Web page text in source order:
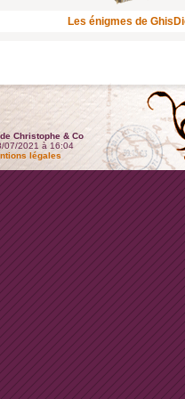
Les énigmes de
Christophe & Co
07/2021 à 16:04
légales